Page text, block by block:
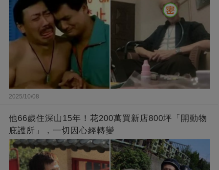
2025/10/08
他66歲住深山15年！花200萬買新店800坪「開動物
庇護所」，一切因心經轉變